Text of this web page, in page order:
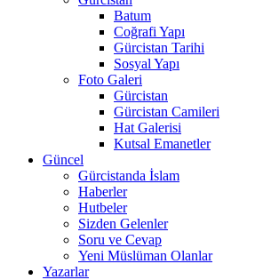
Batum
Coğrafi Yapı
Gürcistan Tarihi
Sosyal Yapı
Foto Galeri
Gürcistan
Gürcistan Camileri
Hat Galerisi
Kutsal Emanetler
Güncel
Gürcistanda İslam
Haberler
Hutbeler
Sizden Gelenler
Soru ve Cevap
Yeni Müslüman Olanlar
Yazarlar